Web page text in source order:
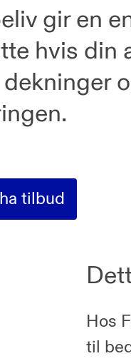
gir en
hvis din
tilbud
Hos
til